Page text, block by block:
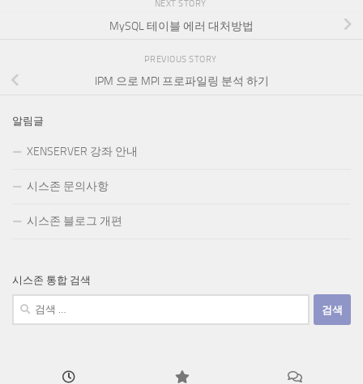
NEXT STORY
MySQL 테이블 에러 대처방법
PREVIOUS STORY
IPM 으로 MPI 프로파일링 분석 하기
알림글
XENSERVER 강좌 안내
시스존 문의사항
시스존 블로그 개편
시스존 통합 검색
검